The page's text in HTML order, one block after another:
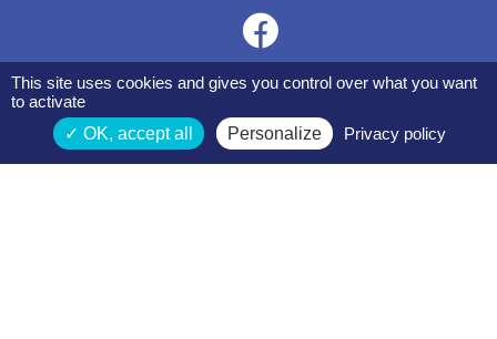
Espace membres
This site uses cookies and gives you control over what you want
to activate
OK, accept all
Personalize Privacy policy